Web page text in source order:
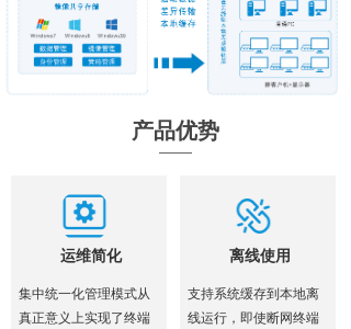
产品优势
运维简化
集中统一化管理模式从
真正意义上实现了终端
离线使用
支持系统缓存到本地离
线运行，即使断网终端